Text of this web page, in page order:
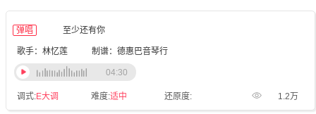
弹唱 至少还有你
歌手：林忆莲 制谱：德惠巴音琴行
调式:E大调 难度:适中 还原度: 1.2万
04:30